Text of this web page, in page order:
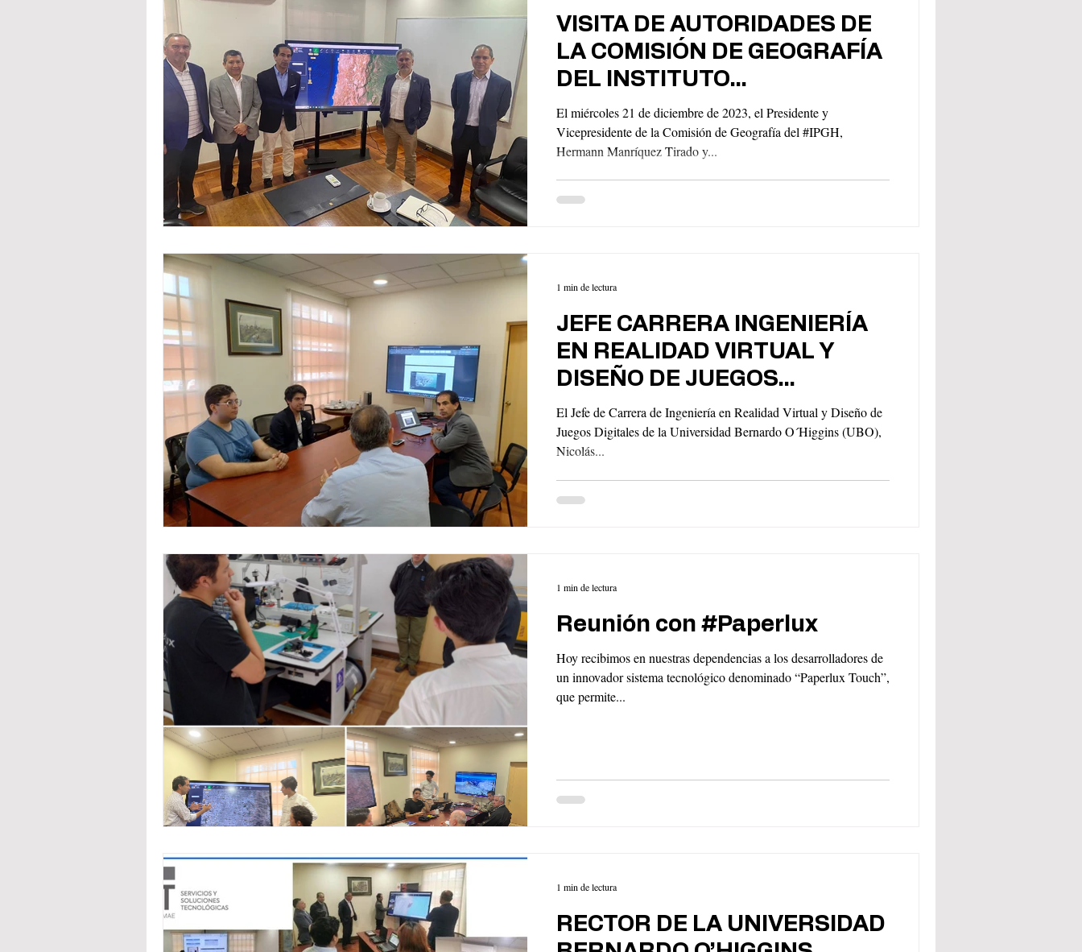
VISITA DE AUTORIDADES DE
LA COMISIÓN DE GEOGRAFÍA
DEL INSTITUTO
PANAMERICANO DE
GEOGRAFÍA E HISTORIA
(IPGH)
El miércoles 21 de diciembre de 2023, el Presidente y
Vicepresidente de la Comisión de Geografía del #IPGH,
Hermann Manríquez Tirado y...
JEFE CARRERA INGENIERÍA
EN REALIDAD VIRTUAL Y
DISEÑO DE JUEGOS
DIGITALES DE UBO VISITA
S2T
El Jefe de Carrera de Ingeniería en Realidad Virtual y Diseño de
Juegos Digitales de la Universidad Bernardo O´Higgins (UBO),
Nicolás...
1 min de lectura
Reunión con #Paperlux
Hoy recibimos en nuestras dependencias a los desarrolladores de
un innovador sistema tecnológico denominado “Paperlux Touch”,
que permite...
1 min de lectura
RECTOR DE LA UNIVERSIDAD
1 min de lectura